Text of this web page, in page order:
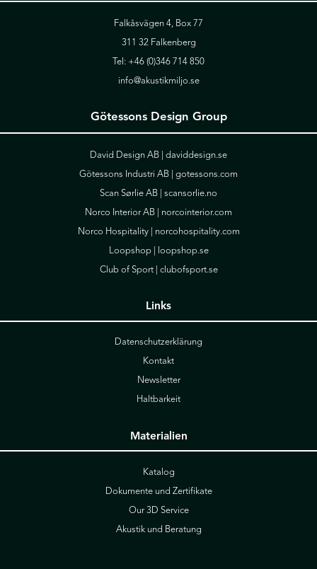
Falkåsvägen 4, Box 77
311 32 Falkenberg
Tel: +46 (0)346 714 850
info@akustikmiljo.se
Götessons Design Group
David Design AB | daviddesign.se
Götessons Industri AB | gotessons.com
Scan Sørlie AB | scansorlie.no
Norco Interior AB | norcointerior.com
Norco Hospitality | norcohospitality.com
Loopshop |
loopshop.se
Club of Sport | clubofsport.se
Links
Datenschutzerklärung
Kontakt
Newsletter
Haltbarkeit
Materialien
Katalog
Dokumente und Zertifikate
Our 3D Service
Akustik und Beratung